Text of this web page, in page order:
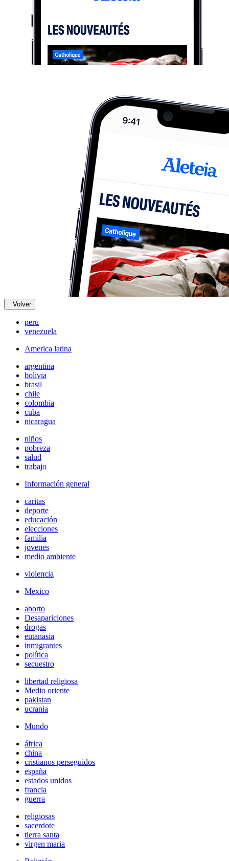
Volver
peru
venezuela
America latina
argentina
bolivia
brasil
chile
colombia
cuba
nicaragua
niños
pobreza
salud
trabajo
Información general
caritas
deporte
educación
elecciones
familia
jovenes
medio ambiente
violencia
Mexico
aborto
Desapariciones
drogas
eutanasia
inmigrantes
política
secuestro
libertad religiosa
Medio oriente
pakistan
ucrania
Mundo
áfrica
china
cristianos perseguidos
españa
estados unidos
francia
guerra
religiosas
sacerdote
tierra santa
virgen maria